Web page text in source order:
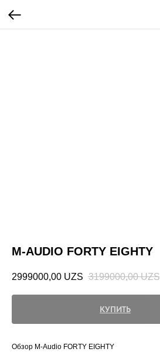
M-AUDIO FORTY EIGHTY
2999000,00 UZS 3199000,00 UZS
КУПИТЬ
Обзор M-Audio FORTY EIGHTY